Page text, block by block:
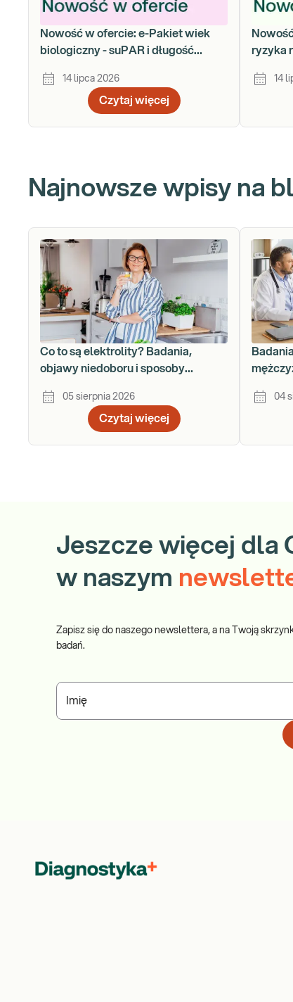
Nowość w ofercie: e-Pakiet wiek
biologiczny - suPAR i długość
14 lipca 2026
Czytaj więcej
ryzyka
14
Najnowsze wpisy na
Co to są elektrolity? Badania,
objawy niedoboru i sposoby
05 sierpnia 2026
Czytaj więcej
04
Jeszcze więcej dla
w naszym
Zapisz się do naszego newslettera, a na Twoją
badań.
Imię